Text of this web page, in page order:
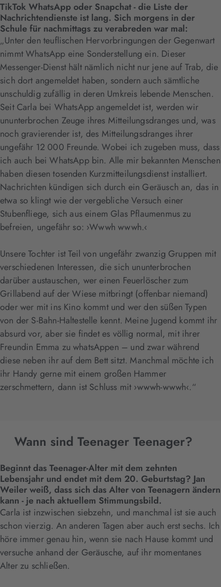
TikTok WhatsApp oder Snapchat - die Liste der
Nachrichtendienste ist lang. Sich morgens in der
Schule für nachmittags zu verabreden war mal:
„Unter den teuflischen Hervorbringungen der Gegenwart
nimmt WhatsApp eine Sonderstellung ein. Dieser
Messenger-Dienst hält nämlich nicht nur jene auf Trab, die
sich dort angemeldet haben, sondern auch sämtliche
unschuldig zufällig in deren Umkreis lebende Menschen.
Seit Carla bei WhatsApp angemeldet ist, werden wir
ununterbrochen Zeuge ihres Mitteilungsdranges und, was
noch gravierender ist, des Mitteilungsdranges ihrer
ungefähr 12 000 Freunde. Wobei ich zugeben muss, dass
ich auch bei WhatsApp bin. Alle mir bekannten Menschen
haben diesen tosenden Kurzmitteilungsdienst installiert.
Nachrichten kündigen sich durch ein Geräusch an, das in
etwa so klingt wie der vergebliche Versuch einer
Stubenfliege, sich aus einem Glas Pflaumenmus zu
befreien, ungefähr so: ›Wwwh wwwh.‹
Unsere Tochter ist Teil von ungefähr zwanzig Gruppen mit
verschiedenen Interessen, die sich ununterbrochen
darüber austauschen, wer einen Feuerlöscher zum
Grillabend auf der Wiese mitbringt (offenbar niemand)
oder wer mit ins Kino kommt und wer den süßen Typen
von der S-Bahn-Haltestelle kennt. Meine Jugend kommt ihr
absurd vor, aber sie findet es völlig normal, mit ihrer
Freundin Emma zu whatsAppen – und zwar während
diese neben ihr auf dem Bett sitzt. Manchmal möchte ich
ihr Handy gerne mit einem großen Hammer
zerschmettern, dann ist Schluss mit ›wwwh-wwwh‹.“
Wann sind Teenager Teenager?
Beginnt das Teenager-Alter mit dem zehnten
Lebensjahr und endet mit dem 20. Geburtstag? Jan
Weiler weiß, dass sich das Alter von Teenagern ändern
kann - je nach aktuellem Stimmungsbild.
Carla ist inzwischen siebzehn, und manchmal ist sie auch
schon vierzig. An anderen Tagen aber auch erst sechs. Ich
höre immer genau hin, wenn sie nach Hause kommt und
versuche anhand der Geräusche, auf ihr momentanes
Alter zu schließen.